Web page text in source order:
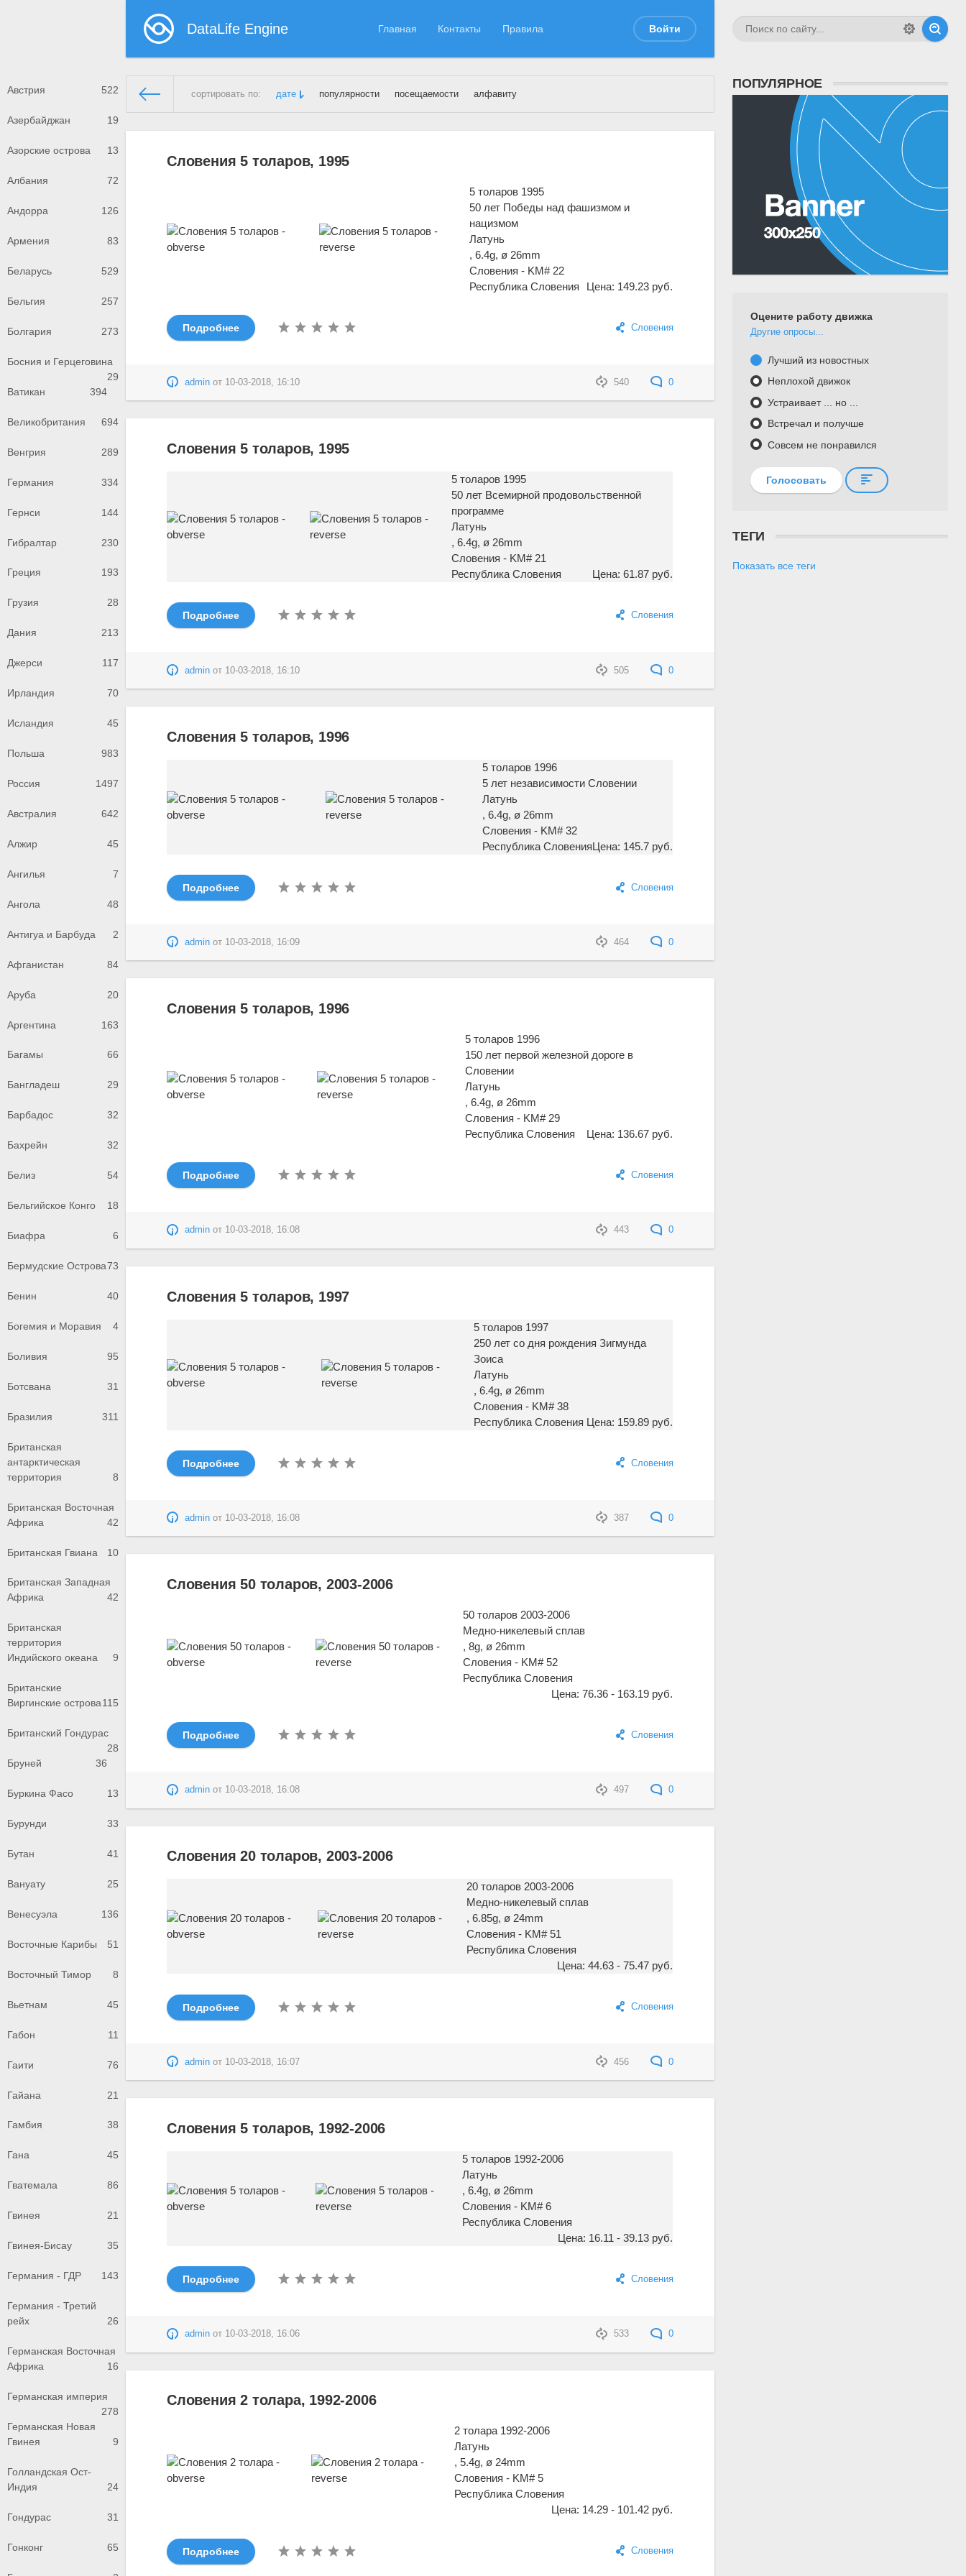
DataLife Engine Главная Контакты Правила Войти
Австрия 522
Азербайджан 19
Азорские острова 13
Албания 72
Андорра 126
Армения 83
Беларусь 529
Бельгия 257
Болгария 273
Босния и Герцеговина
29
Ватикан
394
Великобритания 694
Венгрия 289
Германия 334
Гернси 144
Гибралтар 230
Греция 193
Грузия 28
Дания 213
Джерси 117
Ирландия 70
Исландия 45
Польша 983
Россия 1497
Австралия 642
Алжир 45
Ангилья 7
Ангола 48
Антигуа и Барбуда 2
Афганистан 84
Аруба 20
Аргентина 163
Багамы 66
Бангладеш 29
Барбадос 32
Бахрейн 32
Белиз 54
Бельгийское Конго 18
Биафра 6
Бермудские Острова73
Бенин 40
Богемия и Моравия 4
Боливия 95
Ботсвана 31
Бразилия 311
Британская
антарктическая
территория
8
Британская Восточная
Африка
42
Британская Гвиана 10
Британская Западная
Африка
42
Британская
территория
Индийского океана
9
Британские
Виргинские острова115
Британский Гондурас
28
Бруней
36
Буркина Фасо 13
Бурунди 33
Бутан 41
Вануату 25
Венесуэла 136
Восточные Карибы 51
Восточный Тимор 8
Вьетнам 45
Габон 11
Гаити 76
Гайана 21
Гамбия 38
Гана 45
Гватемала 86
Гвинея 21
Гвинея-Бисау 35
Германия - ГДР 143
Германия - Третий
рейх
26
Германская Восточная
Африка
16
Германская империя
278
Германская Новая
Гвинея
9
Голландская Ост-
Индия
24
Гондурас 31
Гонконг 65
сортировать по: дате популярности посещаемости алфавиту
Демонстрационный сайт» Материалы за 10.03.2018 » Страница 2
Словения 5 толаров, 1995
5 толаров 1995
50 лет Победы над фашизмом и
нацизмом
Латунь
, 6.4g, ø 26mm
Словения - KM# 22
Республика Словения
Цена: 149.23 руб.
Словения
Подробнее
540 0
admin от 10-03-2018, 16:10
Словения 5 толаров, 1995
5 толаров 1995
50 лет Всемирной продовольственной
программе
Латунь
, 6.4g, ø 26mm
Словения - KM# 21
Республика Словения
Цена: 61.87 руб.
Словения
Подробнее
505 0
admin от 10-03-2018, 16:10
Словения 5 толаров, 1996
5 толаров 1996
5 лет независимости Словении
Латунь
, 6.4g, ø 26mm
Словения - KM# 32
Республика СловенияЦена: 145.7 руб.
Словения
Подробнее
464 0
admin от 10-03-2018, 16:09
Словения 5 толаров, 1996
5 толаров 1996
150 лет первой железной дороге в
Словении
Латунь
, 6.4g, ø 26mm
Словения - KM# 29
Республика Словения
Цена: 136.67 руб.
Словения
Подробнее
443 0
admin от 10-03-2018, 16:08
Словения 5 толаров, 1997
5 толаров 1997
250 лет со дня рождения Зигмунда
Зоиса
Латунь
, 6.4g, ø 26mm
Словения - KM# 38
Республика Словения Цена: 159.89 руб.
Словения
Подробнее
387 0
admin от 10-03-2018, 16:08
Словения 50 толаров, 2003-2006
50 толаров 2003-2006
Медно-никелевый сплав
, 8g, ø 26mm
Словения - KM# 52
Республика Словения
Цена: 76.36 - 163.19 руб.
Словения
Подробнее
497 0
admin от 10-03-2018, 16:08
Словения 20 толаров, 2003-2006
20 толаров 2003-2006
Медно-никелевый сплав
, 6.85g, ø 24mm
Словения - KM# 51
Республика Словения
Цена: 44.63 - 75.47 руб.
Словения
Подробнее
456 0
admin от 10-03-2018, 16:07
Словения 5 толаров, 1992-2006
5 толаров 1992-2006
Латунь
, 6.4g, ø 26mm
Словения - KM# 6
Республика Словения
Цена: 16.11 - 39.13 руб.
Словения
Подробнее
533 0
admin от 10-03-2018, 16:06
Словения 2 толара, 1992-2006
2 толара 1992-2006
Латунь
, 5.4g, ø 24mm
Словения - KM# 5
Республика Словения
Цена: 14.29 - 101.42 руб.
Словения
Подробнее
ПОПУЛЯРНОЕ
Оцените работу движка
Другие опросы...
Лучший из новостных
Неплохой движок
Устраивает ... но ...
Встречал и получше
Совсем не понравился
Голосовать
ТЕГИ
Показать все теги